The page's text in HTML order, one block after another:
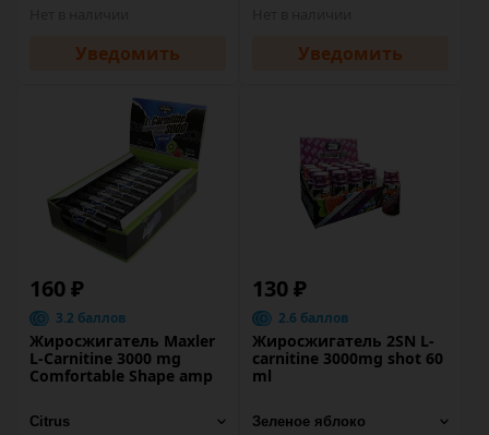
Уведомить Уведомить
160 ₽
3.2 баллов
Жиросжигатель Maxler
L-Carnitine 3000 mg
Comfortable Shape amp
130 ₽
2.6 баллов
Жиросжигатель 2SN L-
carnitine 3000mg shot 60
ml